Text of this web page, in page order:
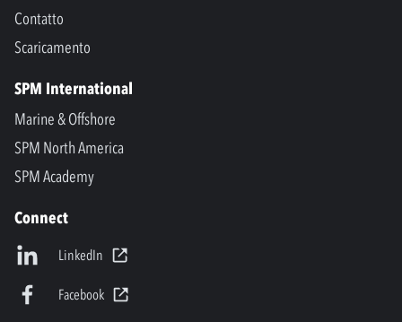
Contatto
Scaricamento
SPM International
Marine & Offshore
SPM North America
SPM Academy
Connect
LinkedIn
Facebook